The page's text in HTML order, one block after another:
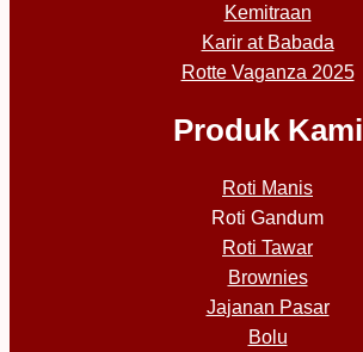
Kemitraan
Karir at Babada
Rotte Vaganza 2025
Produk Kami
Roti Manis
Roti Gandum
Roti Tawar
Brownies
Jajanan Pasar
Bolu